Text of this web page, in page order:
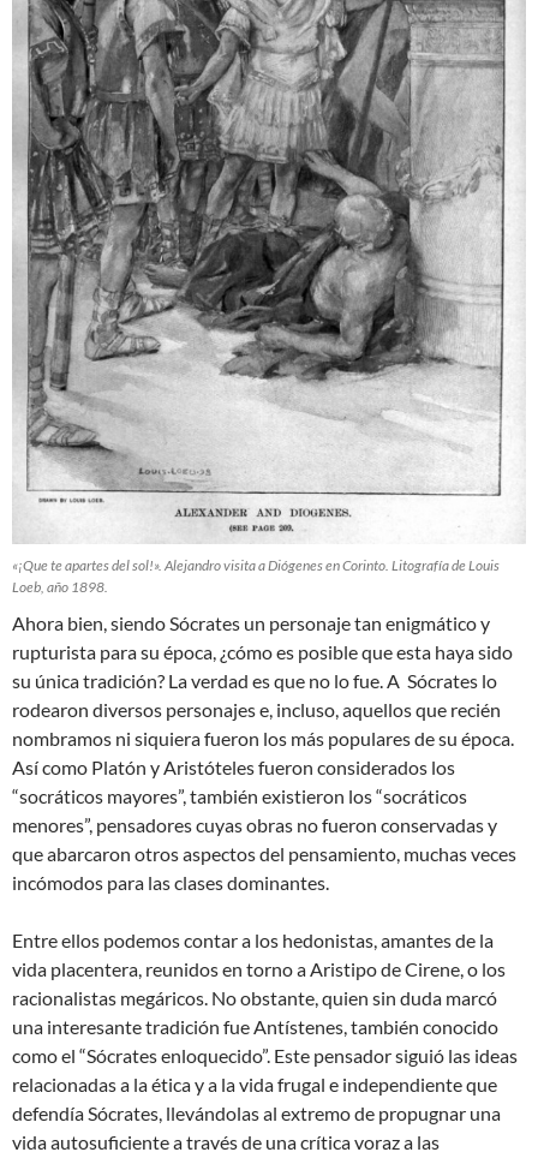
«¡Que te apartes del sol!». Alejandro visita a Diógenes en Corinto. Litografía de Louis
Loeb, año 1898.
Ahora bien, siendo Sócrates un personaje tan enigmático y
rupturista para su época, ¿cómo es posible que esta haya sido
su única tradición? La verdad es que no lo fue. A Sócrates lo
rodearon diversos personajes e, incluso, aquellos que recién
nombramos ni siquiera fueron los más populares de su época.
Así como Platón y Aristóteles fueron considerados los
“socráticos mayores”, también existieron los “socráticos
menores”, pensadores cuyas obras no fueron conservadas y
que abarcaron otros aspectos del pensamiento, muchas veces
incómodos para las clases dominantes.
Entre ellos podemos contar a los hedonistas, amantes de la
vida placentera, reunidos en torno a Aristipo de Cirene, o los
racionalistas megáricos. No obstante, quien sin duda marcó
una interesante tradición fue Antístenes, también conocido
como el “Sócrates enloquecido”. Este pensador siguió las ideas
relacionadas a la ética y a la vida frugal e independiente que
defendía Sócrates, llevándolas al extremo de propugnar una
vida autosuficiente a través de una crítica voraz a las